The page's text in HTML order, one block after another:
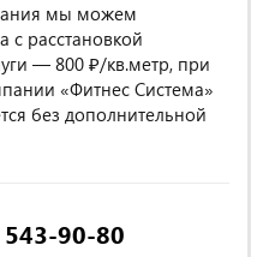
мы можем
с расстановкой
— 800 ₽/кв.метр, при
«Фитнес Система»
без дополнительной
90-80